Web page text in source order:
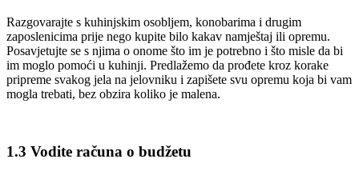
Razgovarajte s kuhinjskim osobljem, konobarima i drugim
zaposlenicima prije nego kupite bilo kakav namještaj ili opremu.
Posavjetujte se s njima o onome što im je potrebno i što misle da bi
im moglo pomoći u kuhinji. Predlažemo da prođete kroz korake
pripreme svakog jela na jelovniku i zapišete svu opremu koja bi vam
mogla trebati, bez obzira koliko je malena.
1.3 Vodite računa o budžetu